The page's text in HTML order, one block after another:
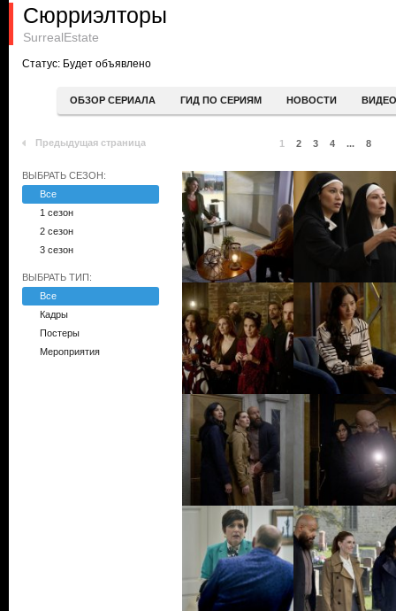
Сюрриэлторы
SurrealEstate
Статус: Будет объявлено
ОБЗОР СЕРИАЛА ГИД ПО СЕРИЯМ НОВОСТИ ВИДЕО
Предыдущая страница 1 2 3 4 ... 8
ВЫБРАТЬ СЕЗОН:
Все
1 сезон
2 сезон
3 сезон
ВЫБРАТЬ ТИП:
Все
Кадры
Постеры
Мероприятия